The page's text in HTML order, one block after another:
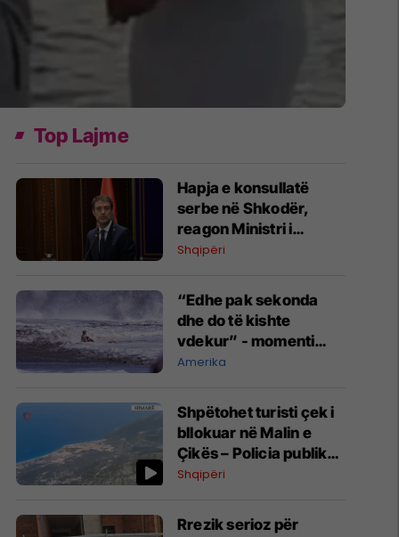
Top Lajme
Hapja e konsullatë
serbe në Shkodër,
reagon Ministri i
Jashtëm Ferit Hoxha
Shqipëri
“Edhe pak sekonda
dhe do të kishte
vdekur” - momenti
dramatik kur 10-
në Kaliforni
Amerika
Shpëtohet turisti çek i
bllokuar në Malin e
Çikës – Policia publikon
pamje nga operacioni
shpëtimit
Shqipëri
Rrezik serioz për